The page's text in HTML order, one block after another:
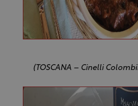
(TOSCANA – Cinelli